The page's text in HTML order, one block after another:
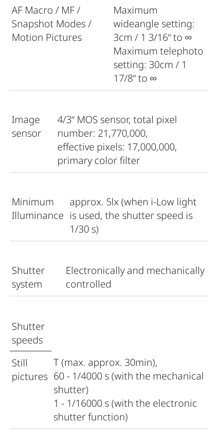
AF Macro / MF /
Snapshot Modes /
Motion Pictures
Maximum
wideangle setting:
3cm / 1 3/16“ to ∞
Maximum telephoto
setting: 30cm / 1
17/8“ to ∞
Image
sensor
4/3“ MOS sensor, total pixel
number: 21,770,000,
effective pixels: 17,000,000,
primary color filter
Minimum
Illuminance
approx. 5lx (when i-Low light
is used, the shutter speed is
1/30 s)
Shutter
system
Electronically and mechanically
controlled
Shutter
speeds
Still
pictures
T (max. approx. 30min),
60 - 1/4000 s (with the mechanical
shutter)
1 - 1/16000 s (with the electronic
shutter function)